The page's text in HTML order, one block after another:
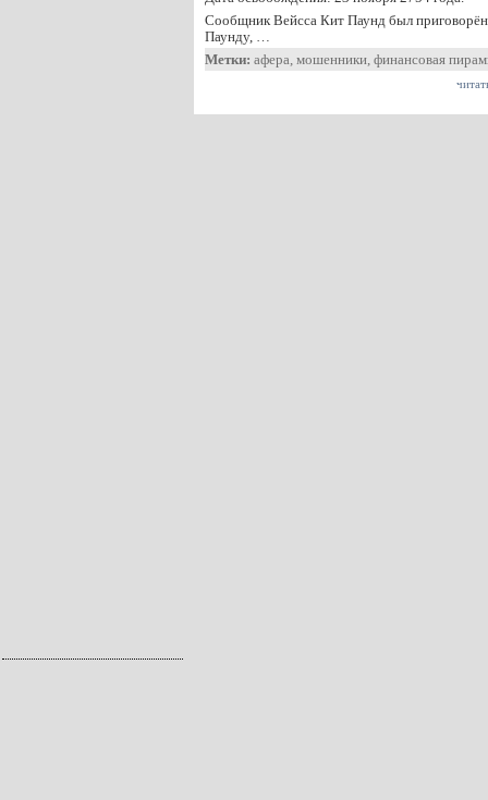
Сообщник Вейсса Кит Паунд был приговорён
Паунду, …
Метки: афера, мошенники, финансовая